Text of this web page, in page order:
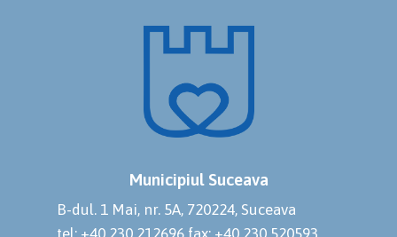
Municipiul Suceava
B-dul. 1 Mai, nr. 5A, 720224, Suceava
tel: +40 230 212696 fax: +40 230 520593